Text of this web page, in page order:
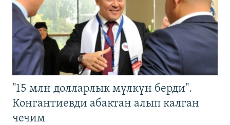
"15 млн долларлык мүлкүн берди".
Конгантиевди абактан алып калган
чечим